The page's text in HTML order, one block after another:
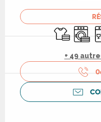
Draps et
Lave
+ 49